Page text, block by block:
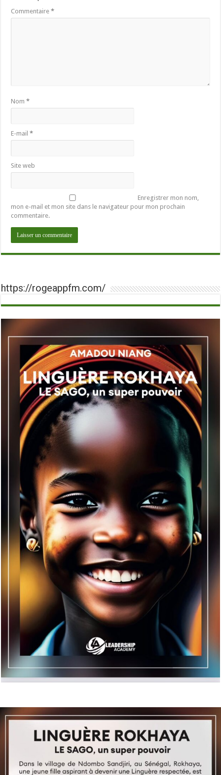
Commentaire*
Nom*
E-mail*
Site web
Enregistrer mon nom,
mon e-mail et mon site dans le navigateur pour mon prochain
commentaire.
https://rogeappfm.com/